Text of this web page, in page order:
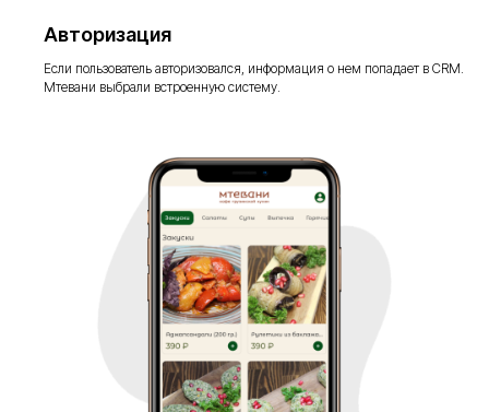
Авторизация
Если пользователь авторизовался, информация о нем попадает в CRM.
Мтевани выбрали встроенную систему.